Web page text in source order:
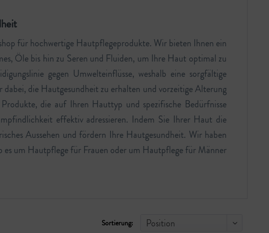
für hochwertige Hautpflegeprodukte. Wir bieten Ihnen ein
Öle bis hin zu Seren und Fluiden, um Ihre Haut optimal zu
gegen Umwelteinflüsse, weshalb eine sorgfältige
die Hautgesundheit zu erhalten und vorzeitige Alterung
die auf Ihren Hauttyp und spezifische Bedürfnisse
effektiv adressieren. Indem Sie Ihrer Haut die
Aussehen und fördern Ihre Hautgesundheit. Wir haben
es um Hautpflege für Frauen oder um Hautpflege für Männer
Sortierung: